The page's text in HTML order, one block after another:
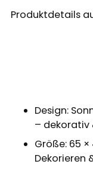
Produktdetails
Design:
– dekorativ
Größe: 65
Dekorieren